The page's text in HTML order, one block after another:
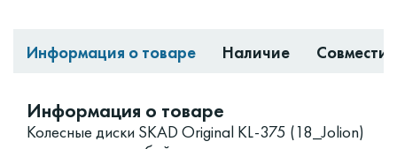
Информация о товаре Наличие
Информация о товаре
Колесные диски SKAD Original KL-375 (18_Jolion)